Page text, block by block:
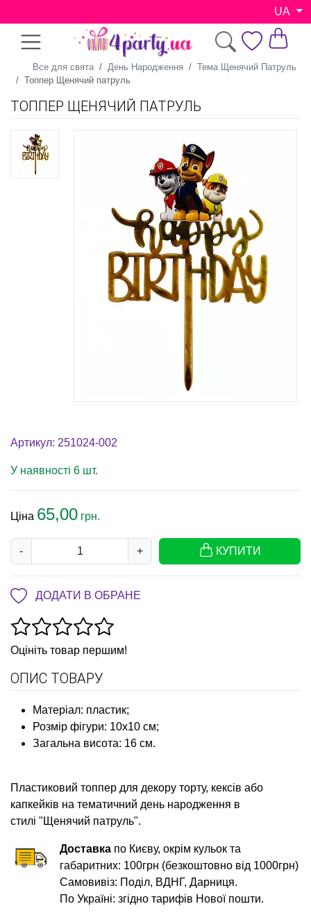
UA
Все для свята День Народження
Тема Щенячий Патруль
Топпер Щенячий патруль
ТОППЕР ЩЕНЯЧИЙ ПАТРУЛЬ
Артикул: 251024-002
У наявності 6 шт.
Ціна 65,00 грн.
- + КУПИТИ
ДОДАТИ В ОБРАНЕ
Оцініть товар першим!
ОПИС ТОВАРУ
Матеріал: пластик;
Розмір фігури: 10х10 см;
Загальна висота: 16 см.
Пластиковий топпер для декору торту, кексів або
капкейків на тематичний день народження в
стилі "Щенячий патруль".
Доставка по Києву, окрім кульок та
габаритних: 100грн (безкоштовно від 1000грн)
Самовивіз: Поділ, ВДНГ, Дарниця.
По Україні: згідно тарифів Нової пошти.